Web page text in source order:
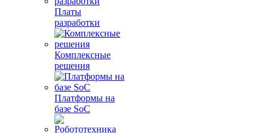
Платы
разработки
Комплексные
решения
Платформы на
базе SoC